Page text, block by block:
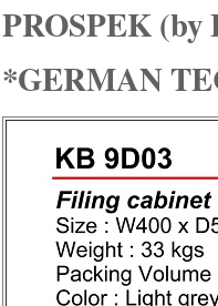
PROSPEK
*GERMAN